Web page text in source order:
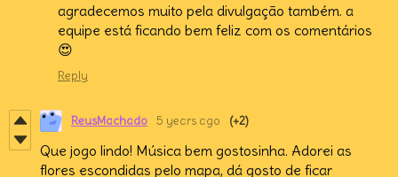
agradecemos muito pela divulgação também. a
equipe está ficando bem feliz com os comentários
😍
Reply
ReusMachado 5 years ago (+2)
Que jogo lindo! Música bem gostosinha. Adorei as
flores escondidas pelo mapa, dá gosto de ficar